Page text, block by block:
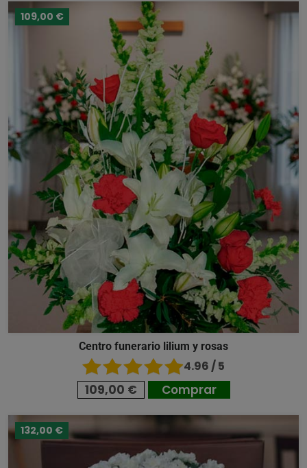
109,00 €
Centro funerario lilium y rosas
4.96 / 5
109,00 € Comprar
132,00 €